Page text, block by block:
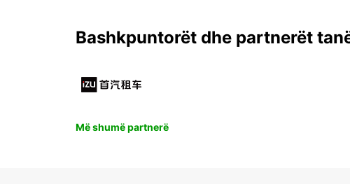
Bashkpuntorët dhe partnerët
Më shumë partnerë